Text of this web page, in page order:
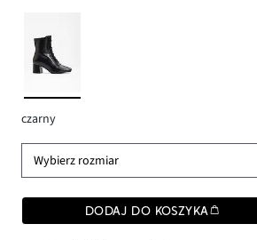
czarny
Wybierz rozmiar
DODAJ DO KOSZYKA